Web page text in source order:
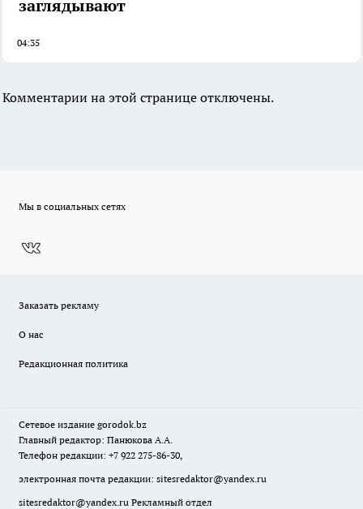
заглядывают
04:35
Комментарии на этой странице отключены.
Мы в социальных сетях
Заказать рекламу
О нас
Редакционная политика
Сетевое издание gorodok.bz
Главный редактор: Панюкова А.А.
Телефон редакции: +7 922 275-86-30,
электронная почта редакции: sitesredaktor@yandex.ru
sitesredaktor@yandex.ru Рекламный отдел